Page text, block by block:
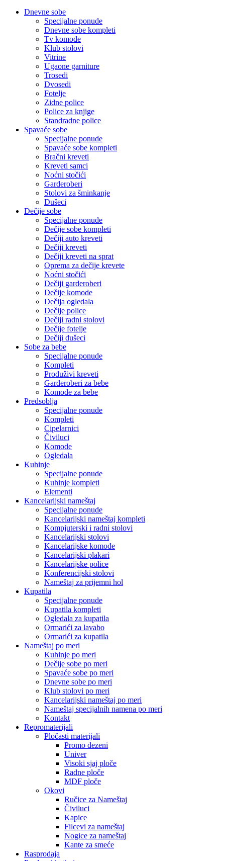
Dnevne sobe
Specijalne ponude
Dnevne sobe kompleti
Tv komode
Klub stolovi
Vitrine
Ugaone garniture
Trosedi
Dvosedi
Fotelje
Zidne police
Police za knjige
Standradne police
Spavaće sobe
Specijalne ponude
Spavaće sobe kompleti
Bračni kreveti
Kreveti samci
Noćni stočići
Garderoberi
Stolovi za šminkanje
Dušeci
Dečije sobe
Specijalne ponude
Dečije sobe kompleti
Dečiji auto kreveti
Dečiji kreveti
Dečiji kreveti na sprat
Oprema za dečije krevete
Noćni stočići
Dečiji garderoberi
Dečije komode
Dečija ogledala
Dečije police
Dečiji radni stolovi
Dečije fotelje
Dečiji dušeci
Sobe za bebe
Specijalne ponude
Kompleti
Produživi kreveti
Garderoberi za bebe
Komode za bebe
Predsoblja
Specijalne ponude
Kompleti
Cipelarnici
Čiviluci
Komode
Ogledala
Kuhinje
Specijalne ponude
Kuhinje kompleti
Elementi
Kancelarijski nameštaj
Specijalne ponude
Kancelarijski nameštaj kompleti
Kompjuterski i radni stolovi
Kancelarijski stolovi
Kancelarijske komode
Kancelarijski plakari
Kancelarijske police
Konferencijski stolovi
Nameštaj za prijemni hol
Kupatila
Specijalne ponude
Kupatila kompleti
Ogledala za kupatila
Ormarići za lavabo
Ormarići za kupatila
Nameštaj po meri
Kuhinje po meri
Dečije sobe po meri
Spavaće sobe po meri
Dnevne sobe po meri
Klub stolovi po meri
Kancelarijski nameštaj po meri
Nameštaj specijalnih namena po meri
Kontakt
Repromaterijali
Pločasti materijali
Promo dezeni
Univer
Visoki sjaj ploče
Radne ploče
MDF ploče
Okovi
Ručice za Nameštaj
Čiviluci
Kapice
Filcevi za nameštaj
Nogice za nameštaj
Kante za smeće
Rasprodaja